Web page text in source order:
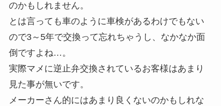
のかもしれません。
とは言っても車のように車検があるわけでもない
ので3～5年で交換って忘れちゃうし、なかなか面
倒ですよね…。
実際マメに逆止弁交換されているお客様はあまり
見た事が無いです。
メーカーさん的にはあまり良くないのかもしれな